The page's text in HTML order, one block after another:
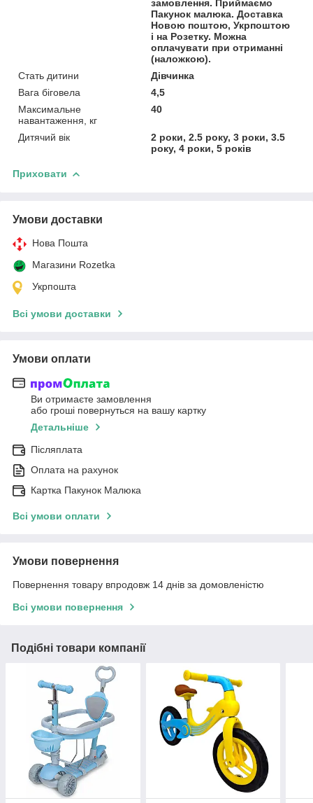
замовлення. Приймаємо
Пакунок малюка. Доставка
Новою поштою, Укрпоштою
і на Розетку. Можна
оплачувати при отриманні
(наложкою).
Стать дитини
Дівчинка
Вага біговела
4,5
Максимальне
навантаження, кг
40
Дитячий вік
2 роки, 2.5 року, 3 роки, 3.5
року, 4 роки, 5 років
Приховати
Умови доставки
Нова Пошта
Магазини Rozetka
Укрпошта
Всі умови доставки
Умови оплати
Ви отримаєте замовлення
або гроші повернуться на вашу картку
Детальніше
Післяплата
Оплата на рахунок
Картка Пакунок Малюка
Всі умови оплати
Умови повернення
Повернення товару впродовж 14 днів за домовленістю
Всі умови повернення
Подібні товари компанії